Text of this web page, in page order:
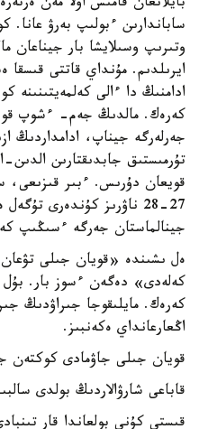
بايلانعان قامىس اۋلا مەن
ساباندارىن ءبولىپ بەرۋ
وتىرىپ وسىلايشا بار جيناعان
ايرىلدىم. مۇنداي قاتتى قىسقا
ادامنىڭ دا ءالى كەلمەيتىنىنە
كەرەك. مالدىڭ جەم- ءشوپ
جەرلەرگە جيناپ، ادامداردىڭ
تۇرمىستىق جابدىقتارىن الدىن-
قويعان دۇرىس. ءبىر قىزىعى،
27-28 ناۋرىز كۇندەرى
جينالماستان جەرگە ءسىڭىپ
ەل ىشىندە «قويان جىلى
كەلەدى» دەگەن ءسوز بار. بۇل
كەرەك. مايلىقوجا جىراۋدىڭ
اڭعارعانداي ەكەنبىز.
قويان جىلى جاۋمادى كوكتەن
قاباعى شارۋالاردىڭ بولدى
قىستى كۇنى بولعاندا قار